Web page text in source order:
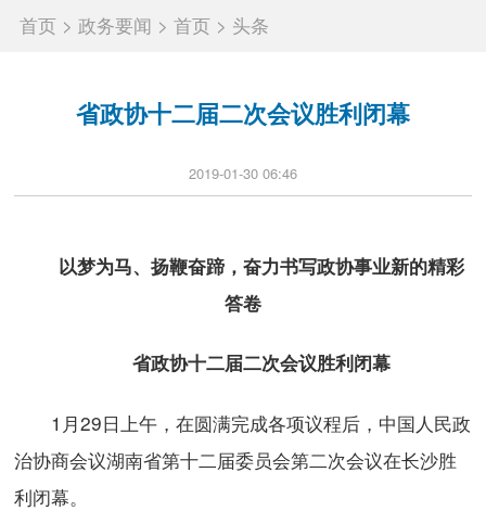
首页 >政务要闻 >首页 > 头条
省政协十二届二次会议胜利闭幕
2019-01-30 06:46
以梦为马、扬鞭奋蹄，奋力书写政协事业新的精彩
答卷
省政协十二届二次会议胜利闭幕
1月29日上午，在圆满完成各项议程后，中国人民政
治协商会议湖南省第十二届委员会第二次会议在长沙胜
利闭幕。